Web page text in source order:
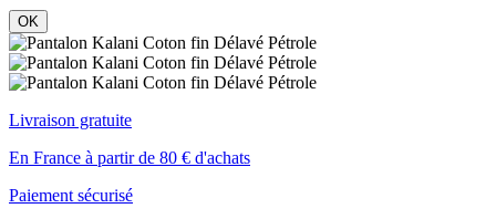
OK
Livraison gratuite
En France à partir de 80 € d'achats
Paiement sécurisé